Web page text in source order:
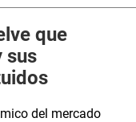
que
sus
del mercado